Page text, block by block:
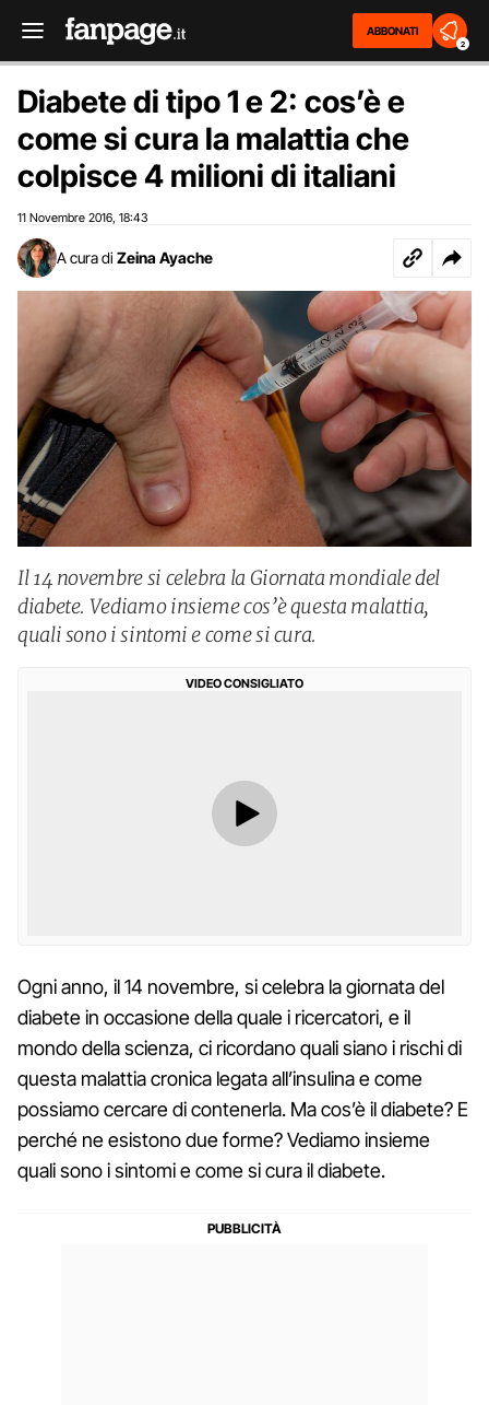
ABBONATI
2
Diabete di tipo 1 e 2: cos’è e
come si cura la malattia che
colpisce 4 milioni di italiani
11 Novembre 2016 18:43
A cura di Zeina Ayache
Il 14 novembre si celebra la Giornata mondiale del
diabete. Vediamo insieme cos’è questa malattia,
quali sono i sintomi e come si cura.
VIDEO CONSIGLIATO
Ogni anno, il 14 novembre, si celebra la giornata del
diabete in occasione della quale i ricercatori, e il
mondo della scienza, ci ricordano quali siano i rischi di
questa malattia cronica legata all’insulina e come
possiamo cercare di contenerla. Ma cos’è il diabete? E
perché ne esistono due forme? Vediamo insieme
quali sono i sintomi e come si cura il diabete.